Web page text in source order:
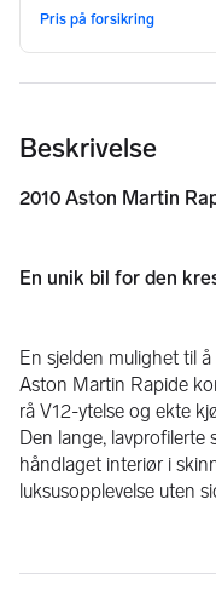
Beskrivelse
2010 Aston Martin
En unik bil for den
En sjelden mulighet til
Aston Martin Rapide
rå V12-ytelse og ekte
Den lange, lavprofilerte
håndlaget interiør i
luksusopplevelse uten
en rask 6-trinns